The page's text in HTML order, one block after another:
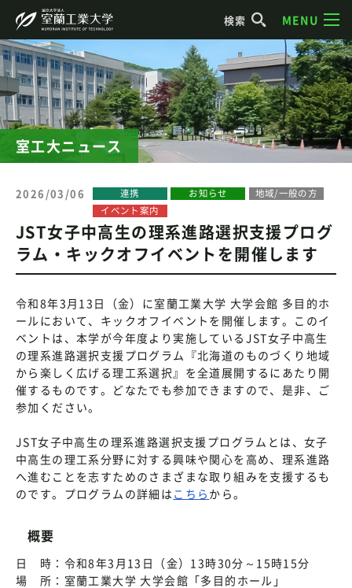
検索 MENU
室工大ニュース
2026/03/06 連携 お知らせ
地域/一般の方
イベント案内
JST女子中高生の理系進路選択支援プログ
ラム・キックオフイベントを開催します
令和8年3月13日（金）に室蘭工業大学 大学会館 多目的ホ
ールにおいて、キックオフイベントを開催します。このイ
ベントは、本学が今年度より実施しているJST女子中高生
の理系進路選択支援プログラム『北海道のものづくり地域
から楽しく広げる理工系選択』を全道展開するにあたり開
催するものです。どなたでも参加できますので、是非、ご
参加ください。
JST女子中高生の理系進路選択支援プログラムとは、女子
中高生の理工系分野に対する興味や関心を高め、理系進路
へ進むことを志すためのさまざまな取り組みを支援するも
のです。プログラムの詳細は こちら から。
概要
日 時：令和8年3月13日（金）13時30分～15時15分
場 所：室蘭工業大学 大学会館「多目的ホール」